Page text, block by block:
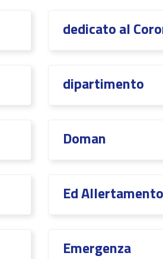
dedicato al
dipartimento
Doman
Ed Allertamento
Emergenza